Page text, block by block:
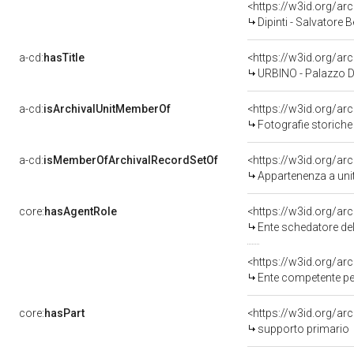
<https://w3id.org/
Dipinti - Salvatore
a-cd:hasTitle
URBINO - Palazzo
a-cd:isArchivalUnitMemberOf
Fotografie storiche
a-cd:isMemberOfArchivalRecordSetOf
<https://w3id.org/
Appartenenza a
core:hasAgentRole
<https://w3id.org/
Ente schedatore del bene
<https://w3id.org/
Ente competente per
core:hasPart
<https://w3id.org/
supporto primario